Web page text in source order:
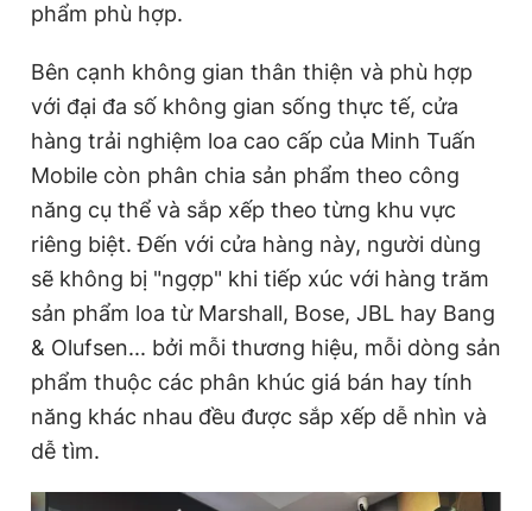
phẩm phù hợp.
Bên cạnh không gian thân thiện và phù hợp
với đại đa số không gian sống thực tế, cửa
hàng trải nghiệm loa cao cấp của Minh Tuấn
Mobile còn phân chia sản phẩm theo công
năng cụ thể và sắp xếp theo từng khu vực
riêng biệt. Đến với cửa hàng này, người dùng
sẽ không bị "ngợp" khi tiếp xúc với hàng trăm
sản phẩm loa từ Marshall, Bose, JBL hay Bang
& Olufsen... bởi mỗi thương hiệu, mỗi dòng sản
phẩm thuộc các phân khúc giá bán hay tính
năng khác nhau đều được sắp xếp dễ nhìn và
dễ tìm.